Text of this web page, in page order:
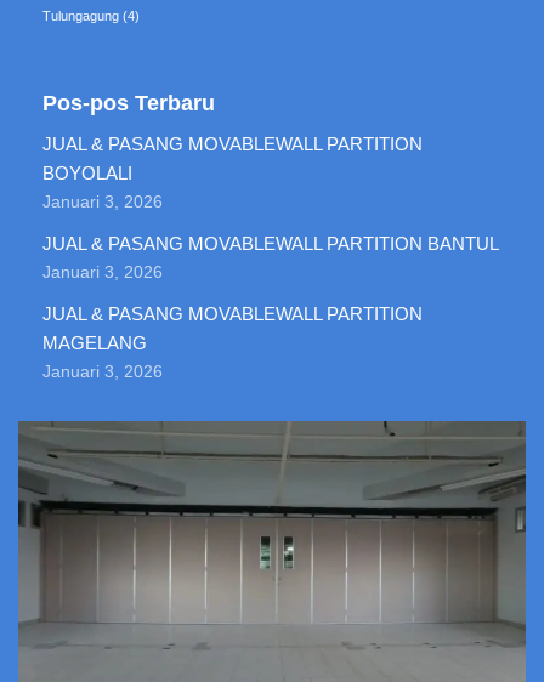
Tulungagung (4)
Pos-pos Terbaru
JUAL & PASANG MOVABLEWALL PARTITION
BOYOLALI
Januari 3, 2026
JUAL & PASANG MOVABLEWALL PARTITION BANTUL
Januari 3, 2026
JUAL & PASANG MOVABLEWALL PARTITION
MAGELANG
Januari 3, 2026